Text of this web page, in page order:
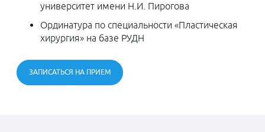
университет имени Н.И. Пирогова
Ординатура по специальности «Пластическая
хирургия» на базе РУДН
ЗАПИСАТЬСЯ НА ПРИЕМ